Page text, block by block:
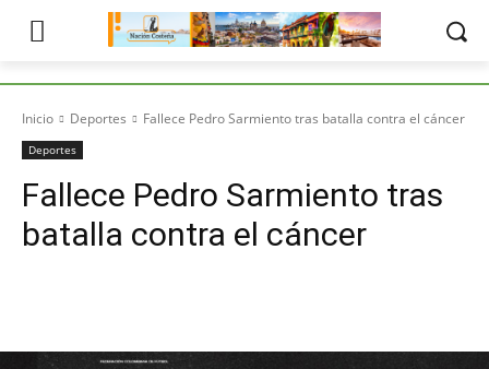
Inicio Deportes Fallece Pedro Sarmiento tras batalla contra el cáncer
Deportes
Fallece Pedro Sarmiento tras
batalla contra el cáncer